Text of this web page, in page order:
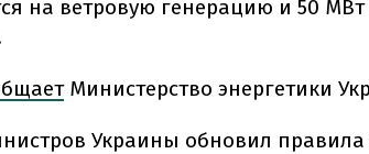
на ветровую генерацию и 50
Министерство энергетики
Украины обновил